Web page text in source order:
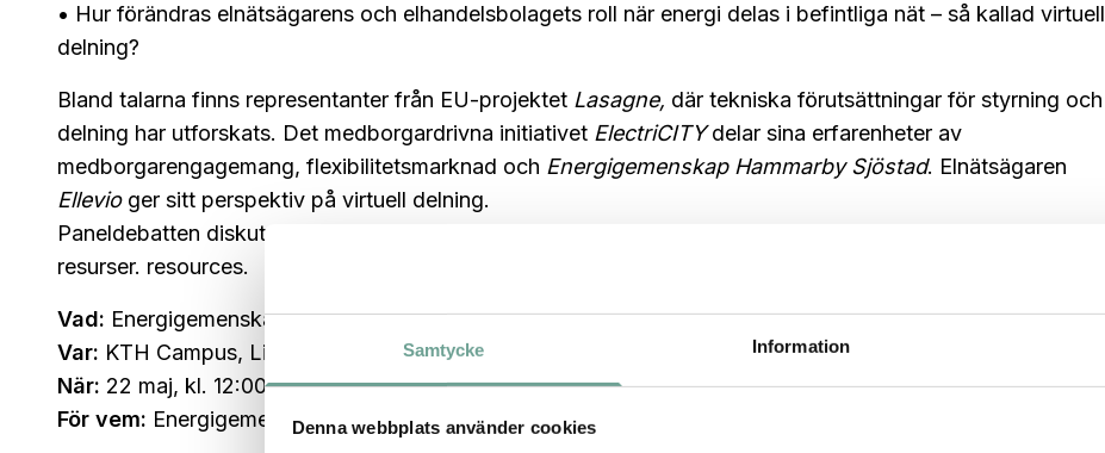
Samtycke Information
Denna webbplats använder cookies
• Hur förändras elnätsägarens och elhandelsbolagets roll när energi delas i befintliga nät – så kallad virtuell
delning?
Bland talarna finns representanter från EU-projektet Lasagne, där tekniska förutsättningar för styrning och
delning har utforskats. Det medborgardrivna initiativet ElectriCITYdelar sina erfarenheter av
medborgarengagemang, flexibilitetsmarknad och Energigemenskap Hammarby Sjöstad. Elnätsägaren
Ellevioger sitt perspektiv på virtuell delning.
Paneldebatten diskuterar utmaningar och hur vi kan skapa värde tillsammans genom att investera i nya
resurser. resources.
Vad: Energigemenskaper – delning och styrning av alla energiresurser
Var: KTH Campus, Lindstedtsvägen 9, våning 3, sal D3
När: 22 maj, kl. 12:00–16:00
För vem: Energigemenskaper, energibolag, forskare och tjänsteleverantörer